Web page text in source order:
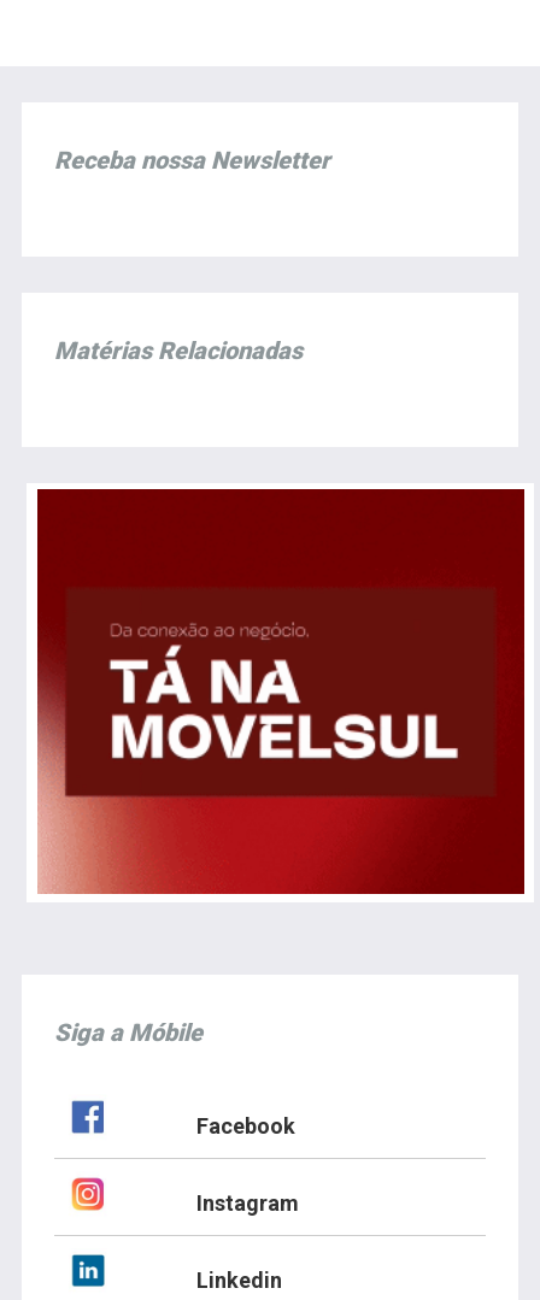
Receba nossa Newsletter
Matérias Relacionadas
Siga a Móbile
Facebook
Instagram
Linkedin